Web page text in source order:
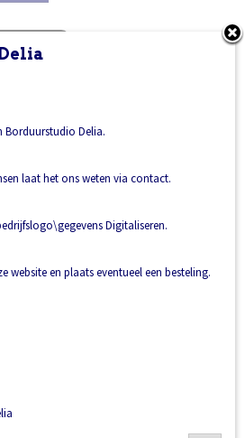
Borduurstudio Delia.
laat het ons weten via contact.
Digitaliseren.
website en plaats eventueel een besteling.